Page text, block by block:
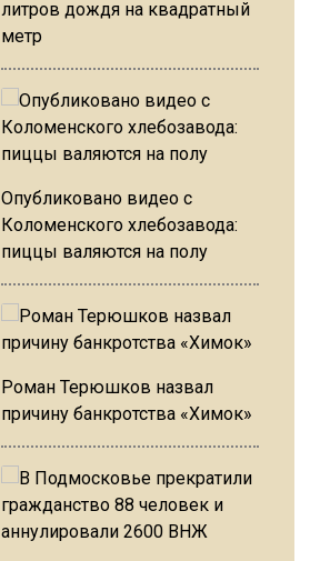
литров дождя на квадратный
метр
Опубликовано видео с
Коломенского хлебозавода:
пиццы валяются на полу
Роман Терюшков назвал
причину банкротства «Химок»